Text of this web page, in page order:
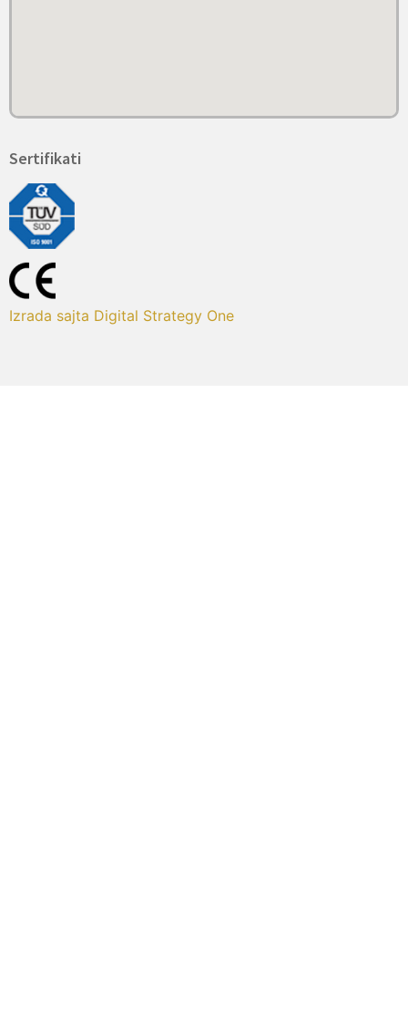
Sertifikati
Izrada sajta Digital Strategy One